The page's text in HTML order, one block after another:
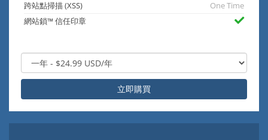
跨站點掃描 (XSS)
One Time
網站鎖™ 信任印章
立即購買